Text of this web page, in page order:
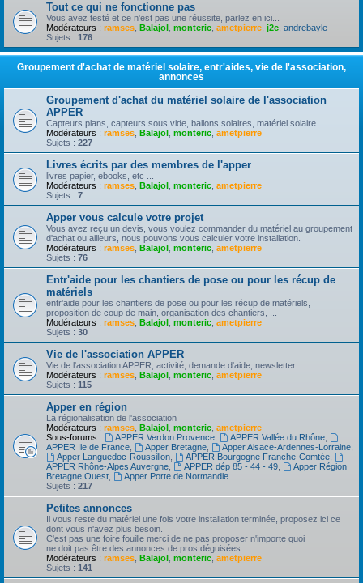
Tout ce qui ne fonctionne pas
Vous avez testé et ce n'est pas une réussite, parlez en ici...
Modérateurs : ramses Balajol monteric ametpierre j2c andrebayle
Sujets : 176
Groupement d'achat de matériel solaire, entr'aides, vie de l'association,
annonces
Groupement d'achat du matériel solaire de l'association
APPER
Capteurs plans, capteurs sous vide, ballons solaires, matériel solaire
Modérateurs : ramses Balajol monteric ametpierre
Sujets : 227
Livres écrits par des membres de l'apper
livres papier, ebooks, etc ...
Modérateurs : ramses Balajol monteric ametpierre
Sujets : 7
Apper vous calcule votre projet
Vous avez reçu un devis, vous voulez commander du matériel au groupement
d'achat ou ailleurs, nous pouvons vous calculer votre installation.
Modérateurs : ramses Balajol monteric ametpierre
Sujets : 76
Entr'aide pour les chantiers de pose ou pour les récup de
matériels
entr'aide pour les chantiers de pose ou pour les récup de matériels,
proposition de coup de main, organisation des chantiers, ...
Modérateurs : ramses Balajol monteric ametpierre
Sujets : 30
Vie de l'association APPER
Vie de l'association APPER, activité, demande d'aide, newsletter
Modérateurs : ramses Balajol monteric ametpierre
Sujets : 115
Apper en région
La régionalisation de l'association
Modérateurs : ramses Balajol monteric ametpierre
Sous-forums :
APPER Verdon Provence, APPER Vallée du Rhône,
APPER Ile de France
Apper Bretagne, Apper Alsace-Ardennes-Lorraine,
Apper Languedoc-Roussillon, APPER Bourgogne Franche-Comtée,
APPER Rhône-Alpes Auvergne
APPER dép 85 - 44 - 49,
Apper Région
Bretagne Ouest
Apper Porte de Normandie
Sujets : 217
Petites annonces
Il vous reste du matériel une fois votre installation terminée, proposez ici ce
dont vous n'avez plus besoin.
C'est pas une foire fouille merci de ne pas proposer n'importe quoi
ne doit pas être des annonces de pros déguisées
Modérateurs : ramses Balajol monteric ametpierre
Sujets : 141